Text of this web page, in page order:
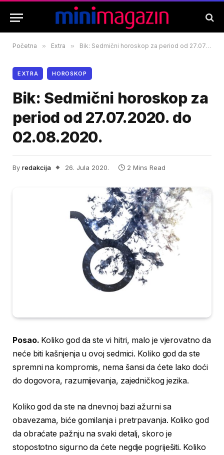
Početna » Extra » Bik: Sedmični horoskop za period od 27.07.2020. do 02.08.2020.
EXTRA HOROSKOP
Bik: Sedmični horoskop za
period od 27.07.2020. do
02.08.2020.
By redakcija 26. Jula 2020. 2 Mins Read
Posao. Koliko god da ste vi hitri, malo je vjerovatno da
neće biti kašnjenja u ovoj sedmici. Koliko god da ste
spremni na kompromis, nema šansi da ćete lako doći
do dogovora, razumijevanja, zajedničkog jezika.
Koliko god da ste na dnevnoj bazi ažurni sa
obavezama, biće gomilanja i pretrpavanja. Koliko god
da obraćate pažnju na svaki detalj, skoro je
stopostotno sigurno da ćete negdje pogriješiti. Koliko